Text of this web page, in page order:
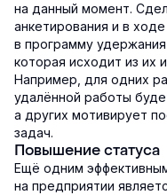
на данный момент.
анкетирования и в
в программу
которая исходит из их
Например, для одних
удалённой работы
а других мотивирует
задач.
Повышение статуса
Ещё одним
на предприятии